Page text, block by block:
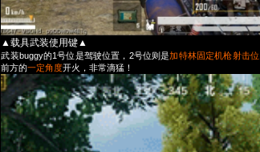
▲载具武装使用键▲
武装buggy的1号位是驾驶位置，2号位则是加特林固定机枪射击位
前方的一定角度开火，非常滴猛！